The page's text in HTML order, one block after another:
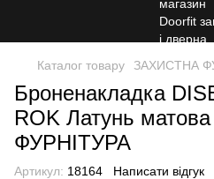
Каталог товару ЗАХИСТНА
Броненакладка
ROK Латунь
ФУРНІТУРА
Артикул: 18164 Написати відгук